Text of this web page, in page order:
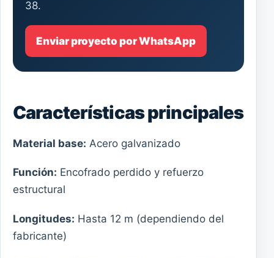
38.
Enviar proyecto por WhatsApp
Características principales
Material base: Acero galvanizado
Función: Encofrado perdido y refuerzo
estructural
Longitudes: Hasta 12 m (dependiendo del
fabricante)